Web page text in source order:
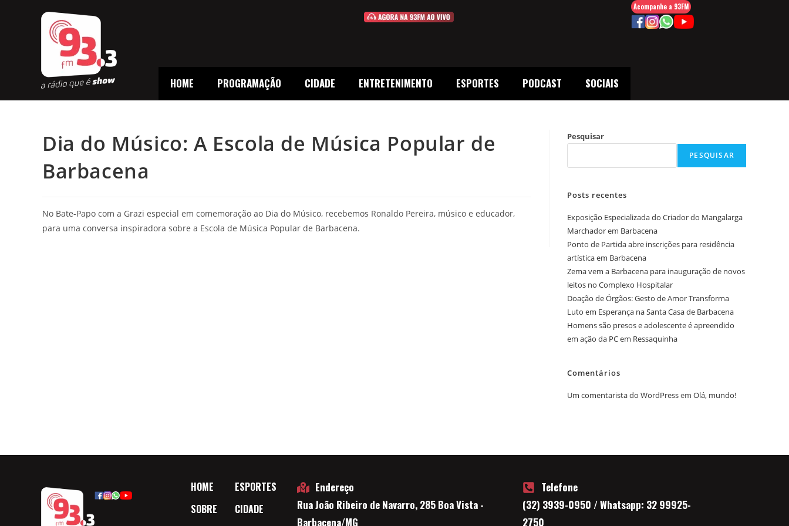
HOME PROGRAMAÇÃO CIDADE ENTRETENIMENTO ESPORTES PODCAST SOCIAIS
Acompanhe a 93FM
Dia do Músico: A Escola de Música Popular de
Barbacena
No Bate-Papo com a Grazi especial em comemoração ao Dia do Músico, recebemos Ronaldo Pereira, músico e educador,
para uma conversa inspiradora sobre a Escola de Música Popular de Barbacena.
Pesquisar
PESQUISAR
Posts recentes
Exposição Especializada do Criador do Mangalarga
Marchador em Barbacena
Ponto de Partida abre inscrições para residência
artística em Barbacena
Zema vem a Barbacena para inauguração de novos
leitos no Complexo Hospitalar
Doação de Órgãos: Gesto de Amor Transforma
Luto em Esperança na Santa Casa de Barbacena
Homens são presos e adolescente é apreendido
em ação da PC em Ressaquinha
Comentários
Um comentarista do WordPressem Olá, mundo!
HOME
SOBRE
ESPORTES
CIDADE
Endereço
Rua João Ribeiro de Navarro, 285 Boa Vista -
Barbacena/MG
Telefone
(32) 3939-0950 / Whatsapp: 32 99925-
2750